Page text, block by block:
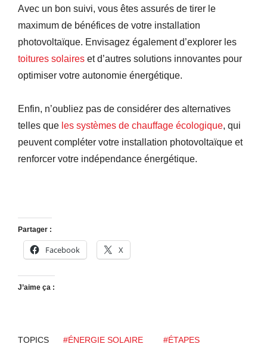
Avec un bon suivi, vous êtes assurés de tirer le
maximum de bénéfices de votre installation
photovoltaïque. Envisagez également d’explorer les
toitures solaires et d’autres solutions innovantes pour
optimiser votre autonomie énergétique.
Enfin, n’oubliez pas de considérer des alternatives
telles que les systèmes de chauffage écologique, qui
peuvent compléter votre installation photovoltaïque et
renforcer votre indépendance énergétique.
Partager :
Facebook X
J’aime ça :
TOPICS #ÉNERGIE SOLAIRE
#ÉTAPES